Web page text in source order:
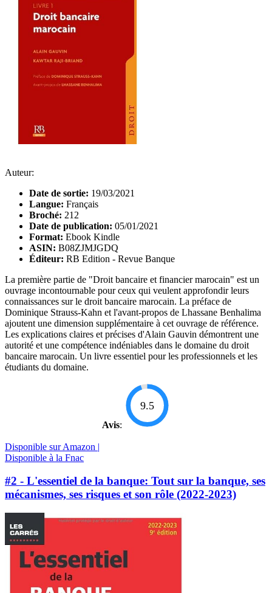
Auteur:
Date de sortie: 19/03/2021
Langue: Français
Broché: 212
Date de publication: 05/01/2021
Format: Ebook Kindle
ASIN: B08ZJMJGDQ
Éditeur: RB Edition - Revue Banque
La première partie de "Droit bancaire et financier marocain" est un
ouvrage incontournable pour ceux qui veulent approfondir leurs
connaissances sur le droit bancaire marocain. La préface de
Dominique Strauss-Kahn et l'avant-propos de Lhassane Benhalima
ajoutent une dimension supplémentaire à cet ouvrage de référence.
Les explications claires et précises d'Alain Gauvin démontrent une
autorité et une compétence indéniables dans le domaine du droit
bancaire marocain. Un livre essentiel pour les professionnels et les
étudiants du domaine.
Avis:
9.5
Disponible sur Amazon |
Disponible à la Fnac
#2 - L'essentiel de la banque: Tout sur la banque, ses
mécanismes, ses risques et son rôle (2022-2023)